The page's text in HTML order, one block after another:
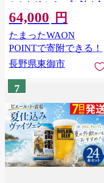
ト＆ナガノパープル詰め合
わせ 約1kg、ローストビー
フ 約500g、りんご 約
3kg）｜【JA信州うえだ／
小田切牧場】ぶどう 葡萄
生食 頒布会 和牛 長野 信州
64,000 円
たまったWAON
POINTで寄附できる！
長野県東御市
7